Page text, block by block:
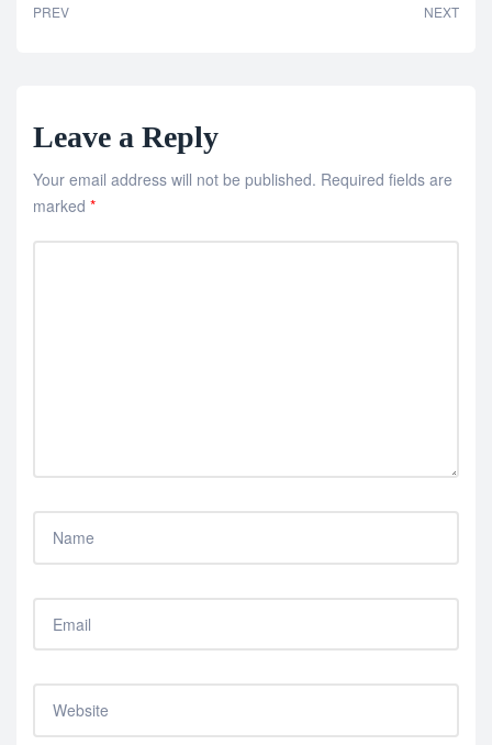
PREV NEXT
Leave a Reply
Your email address will not be published. Required fields are
marked *